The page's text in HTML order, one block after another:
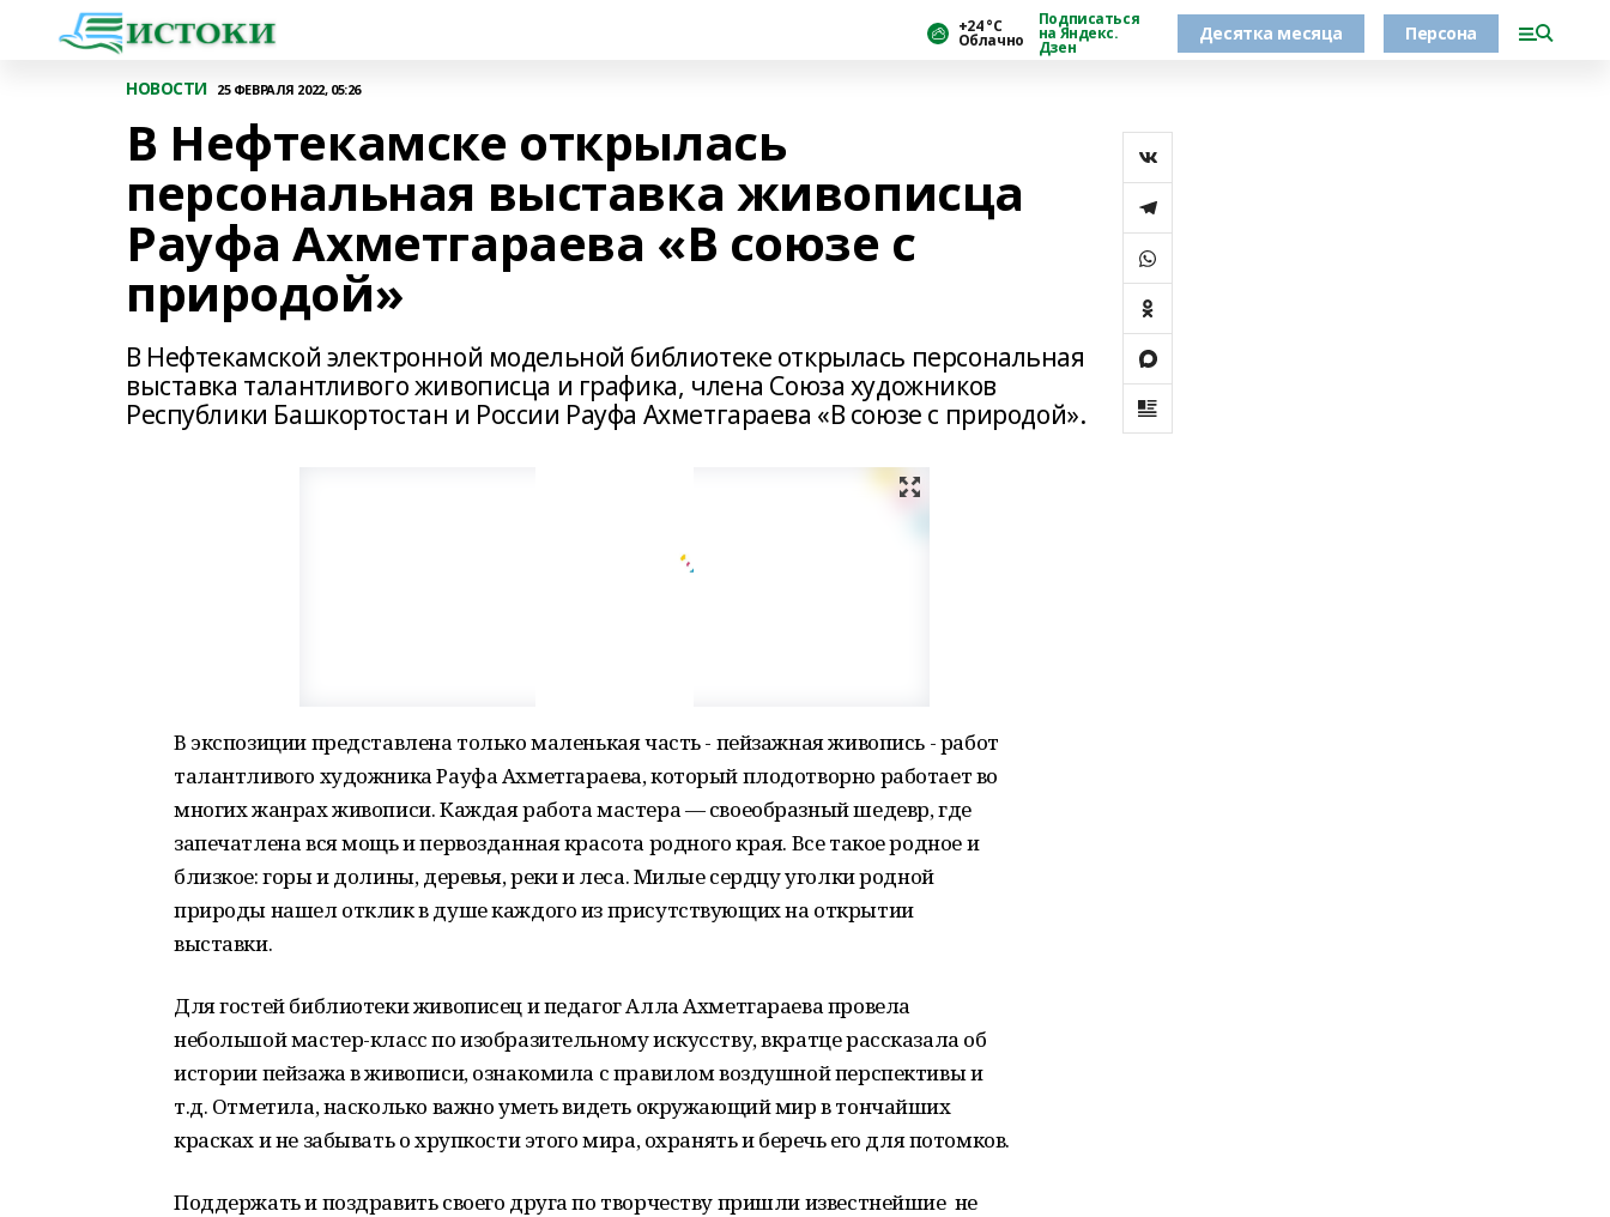
+24 °С
Облачно
Подписаться
на Яндекс.
Дзен
Десятка месяца Персона
НОВОСТИ 25 ФЕВРАЛЯ 2022, 05:26
В Нефтекамске открылась
персональная выставка живописца
Рауфа Ахметгараева «В союзе с
природой»
В Нефтекамской электронной модельной библиотеке открылась персональная
выставка талантливого живописца и графика, члена Союза художников
Республики Башкортостан и России Рауфа Ахметгараева «В союзе с природой».
В экспозиции представлена только маленькая часть - пейзажная живопись - работ
талантливого художника Рауфа Ахметгараева, который плодотворно работает во
многих жанрах живописи. Каждая работа мастера — своеобразный шедевр, где
запечатлена вся мощь и первозданная красота родного края. Все такое родное и
близкое: горы и долины, деревья, реки и леса. Милые сердцу уголки родной
природы нашел отклик в душе каждого из присутствующих на открытии
выставки.
Для гостей библиотеки живописец и педагог Алла Ахметгараева провела
небольшой мастер-класс по изобразительному искусству, вкратце рассказала об
истории пейзажа в живописи, ознакомила с правилом воздушной перспективы и
т.д. Отметила, насколько важно уметь видеть окружающий мир в тончайших
красках и не забывать о хрупкости этого мира, охранять и беречь его для потомков.
Поддержать и поздравить своего друга по творчеству пришли известнейшие не